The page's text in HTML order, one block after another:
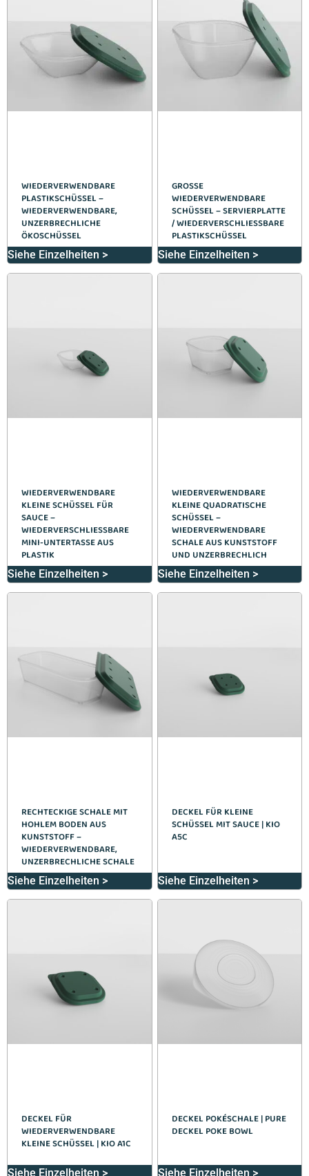
WIEDERVERWENDBARE
PLASTIKSCHÜSSEL –
WIEDERVERWENDBARE,
UNZERBRECHLICHE
ÖKOSCHÜSSEL
Siehe Einzelheiten >
GROSSE W
IEDERVERWENDBARE S
CHÜSSEL – SERVIERPLATTE /
WIEDERVERSCHLIESSBARE PL
ASTIKSCHÜSSEL
Siehe Einzelheiten >
WIEDERVERWENDBARE
KLEINE SCHÜSSEL FÜR
SAUCE –
WIEDERVERSCHLIESSBARE M
INI-UNTERTASSE AUS P
LASTIK
Siehe Einzelheiten >
WIEDERVERWENDBARE
KLEINE QUADRATISCHE
SCHÜSSEL –
WIEDERVERWENDBARE
SCHALE AUS KUNSTSTOFF
UND UNZERBRECHLICH
Siehe Einzelheiten >
RECHTECKIGE SCHALE MIT
HOHLEM BODEN AUS
KUNSTSTOFF –
WIEDERVERWENDBARE,
UNZERBRECHLICHE SCHALE
Siehe Einzelheiten >
DECKEL FÜR KLEINE
SCHÜSSEL MIT SAUCE | KIO
A5C
Siehe Einzelheiten >
DECKEL FÜR
WIEDERVERWENDBARE
KLEINE SCHÜSSEL | KIO A1C
Siehe Einzelheiten >
DECKEL POKÉSCHALE | PURE
DECKEL POKE BOWL
Siehe Einzelheiten >